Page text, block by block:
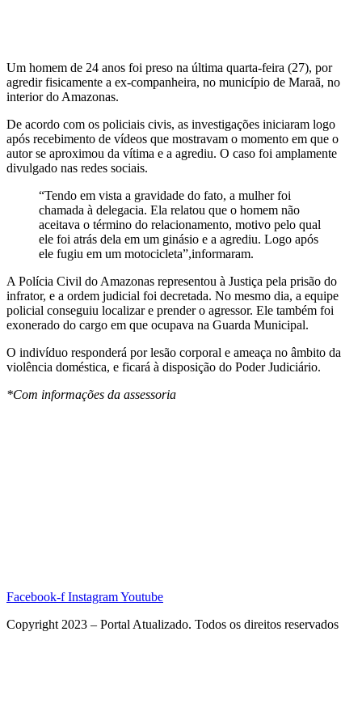
Um homem de 24 anos foi preso na última quarta-feira (27), por
agredir fisicamente a ex-companheira, no município de Maraã, no
interior do Amazonas.
De acordo com os policiais civis, as investigações iniciaram logo
após recebimento de vídeos que mostravam o momento em que o
autor se aproximou da vítima e a agrediu. O caso foi amplamente
divulgado nas redes sociais.
“Tendo em vista a gravidade do fato, a mulher foi
chamada à delegacia. Ela relatou que o homem não
aceitava o término do relacionamento, motivo pelo qual
ele foi atrás dela em um ginásio e a agrediu. Logo após
ele fugiu em um motocicleta”,informaram.
A Polícia Civil do Amazonas representou à Justiça pela prisão do
infrator, e a ordem judicial foi decretada. No mesmo dia, a equipe
policial conseguiu localizar e prender o agressor. Ele também foi
exonerado do cargo em que ocupava na Guarda Municipal.
O indivíduo responderá por lesão corporal e ameaça no âmbito da
violência doméstica, e ficará à disposição do Poder Judiciário.
*Com informações da assessoria
Facebook-f InstagramYoutube
Copyright 2023 – Portal Atualizado. Todos os direitos reservados